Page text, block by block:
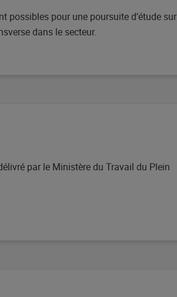
possibles pour une poursuite d’étude sur
dans le secteur.
par le Ministère du Travail du Plein